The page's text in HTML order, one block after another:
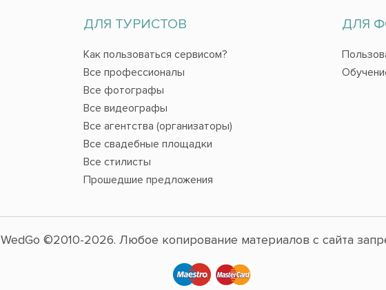
ДЛЯ ТУРИСТОВ
Как пользоваться сервисом?
Все профессионалы
Все фотографы
Все видеографы
Все агентства (организаторы)
Все свадебные площадки
Все стилисты
Прошедшие предложения
ДЛЯ
WedGo ©2010-2026. Любое копирование материалов с сайта